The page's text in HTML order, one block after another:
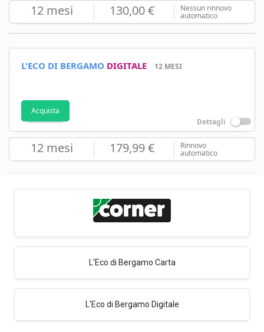
12 mesi 130,00 € Nessun rinnovo
automatico
L'ECO DI BERGAMO DIGITALE 12 MESI
Acquista
Dettagli
12 mesi 179,99 € Rinnovo
automatico
L'Eco di Bergamo Carta
L'Eco di Bergamo Digitale